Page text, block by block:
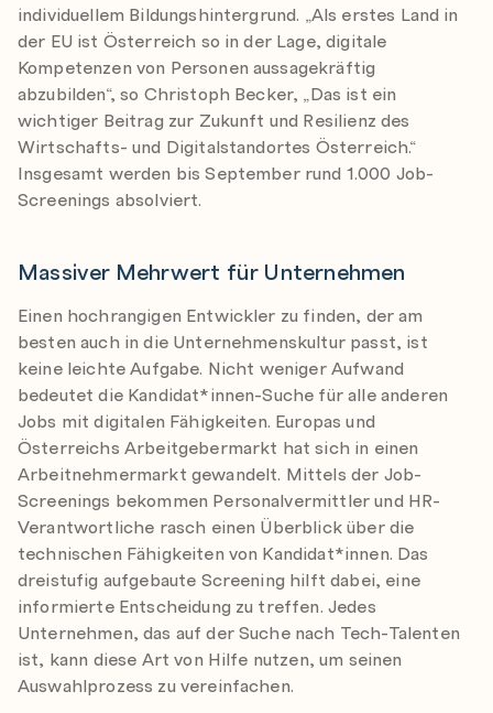
individuellem Bildungshintergrund. „Als erstes Land in
der EU ist Österreich so in der Lage, digitale
Kompetenzen von Personen aussagekräftig
abzubilden“, so Christoph Becker, „Das ist ein
wichtiger Beitrag zur Zukunft und Resilienz des
Wirtschafts- und Digitalstandortes Österreich.“
Insgesamt werden bis September rund 1.000 Job-
Screenings absolviert.
Massiver Mehrwert für Unternehmen
Einen hochrangigen Entwickler zu finden, der am
besten auch in die Unternehmenskultur passt, ist
keine leichte Aufgabe. Nicht weniger Aufwand
bedeutet die Kandidat*innen-Suche für alle anderen
Jobs mit digitalen Fähigkeiten. Europas und
Österreichs Arbeitgebermarkt hat sich in einen
Arbeitnehmermarkt gewandelt. Mittels der Job-
Screenings bekommen Personalvermittler und HR-
Verantwortliche rasch einen Überblick über die
technischen Fähigkeiten von Kandidat*innen. Das
dreistufig aufgebaute Screening hilft dabei, eine
informierte Entscheidung zu treffen. Jedes
Unternehmen, das auf der Suche nach Tech-Talenten
ist, kann diese Art von Hilfe nutzen, um seinen
Auswahlprozess zu vereinfachen.